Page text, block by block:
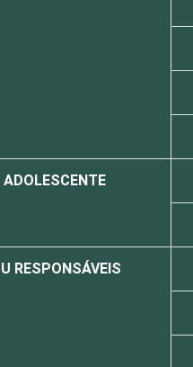
RESPONSÁVEIS